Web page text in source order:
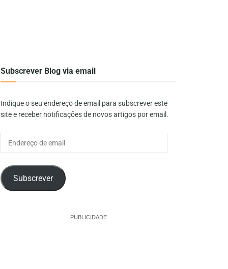
Subscrever Blog via email
Indique o seu endereço de email para subscrever este
site e receber notificações de novos artigos por email.
Subscrever
PUBLICIDADE